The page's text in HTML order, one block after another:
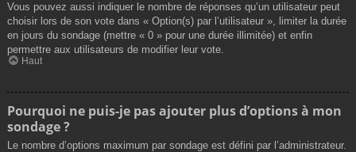
Vous pouvez aussi indiquer le nombre de réponses qu’un utilisateur peut
choisir lors de son vote dans « Option(s) par l’utilisateur », limiter la durée
en jours du sondage (mettre « 0 » pour une durée illimitée) et enfin
permettre aux utilisateurs de modifier leur vote.
Haut
Pourquoi ne puis-je pas ajouter plus d’options à mon
sondage ?
Le nombre d’options maximum par sondage est défini par l’administrateur.